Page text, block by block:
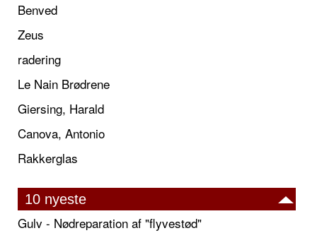
Benved
Zeus
radering
Le Nain Brødrene
Giersing, Harald
Canova, Antonio
Rakkerglas
10 nyeste
Gulv - Nødreparation af "flyvestød"